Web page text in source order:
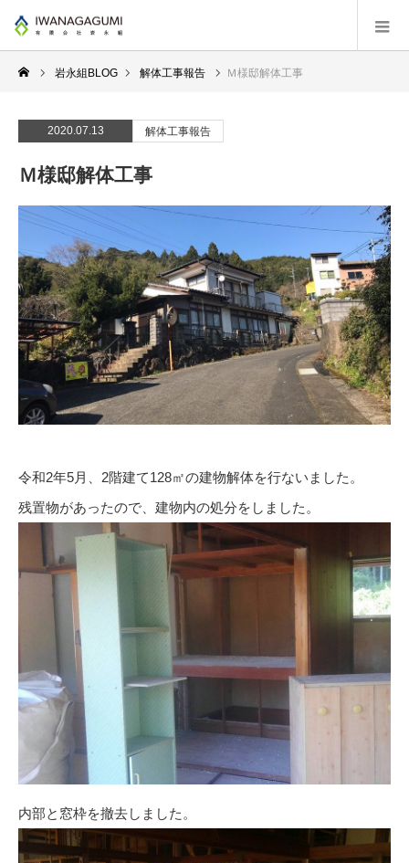
岩永組BLOG 解体工事報告 Ｍ様邸解体工事
2020.07.13 解体工事報告
Ｍ様邸解体工事
令和2年5月、2階建て128㎡の建物解体を行ないました。
残置物があったので、建物内の処分をしました。
内部と窓枠を撤去しました。